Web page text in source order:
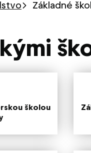
Základné
školou